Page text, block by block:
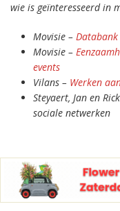
wie is geïnteresseerd in
Movisie – Databank
Movisie –
events
Vilans – Werken
Steyaert, Jan en
sociale netwerken